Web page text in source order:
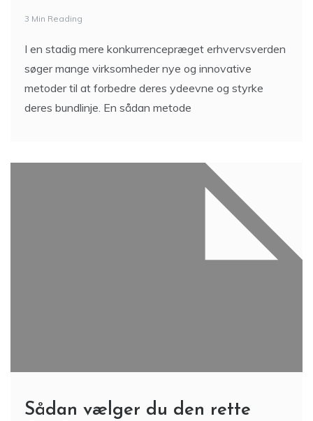
3 Min Reading
I en stadig mere konkurrencepræget erhvervsverden
søger mange virksomheder nye og innovative
metoder til at forbedre deres ydeevne og styrke
deres bundlinje. En sådan metode
Sådan vælger du den rette